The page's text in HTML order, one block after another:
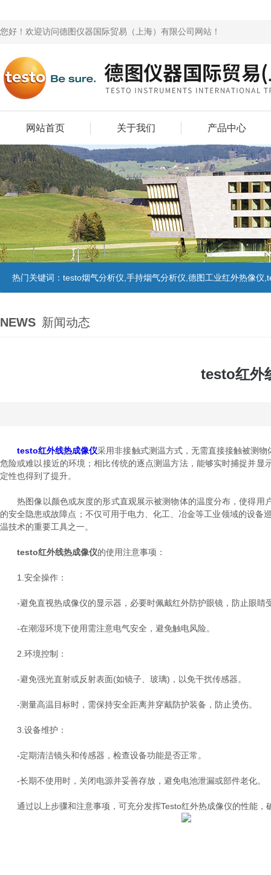
您好！欢迎访问德图仪器国际贸易（上海）有限公司网站！
网站首页 关于我们 产品中心
热门关键词： testo烟气分析仪,手持烟气分析仪,德图工业红外热像仪
NEWS 新闻动态
testo红外
testo红外线热成像仪采用非接触式测温方式，无需直接接触被测
危险或难以接近的环境；相比传统的逐点测温方法，能够实时捕捉并
定性也得到了提升。
热图像以颜色或灰度的形式直观展示被测物体的温度分布，使得用
的安全隐患或故障点；不仅可用于电力、化工、冶金等工业领域的设
温技术的重要工具之一。
testo红外线热成像仪的使用注意事项：
1.安全操作：
-避免直视热成像仪的显示器，必要时佩戴红外防护眼镜，防止眼睛
-在潮湿环境下使用需注意电气安全，避免触电风险。
2.环境控制：
-避免强光直射或反射表面(如镜子、玻璃)，以免干扰传感器。
-测量高温目标时，需保持安全距离并穿戴防护装备，防止烫伤。
3.设备维护：
-定期清洁镜头和传感器，检查设备功能是否正常。
-长期不使用时，关闭电源并妥善存放，避免电池泄漏或部件老化。
通过以上步骤和注意事项，可充分发挥Testo红外热成像仪的性能，